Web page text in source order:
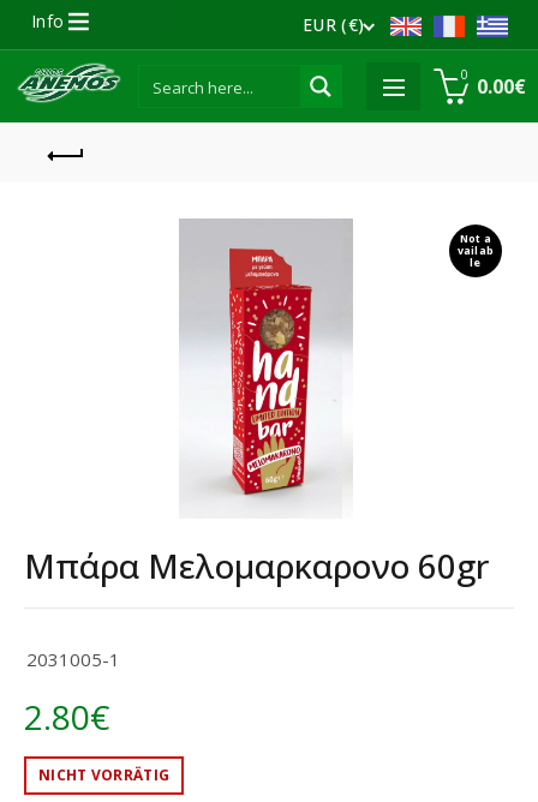
EUR (€)
Info
0 0.00€
Not a
vailab
le
Μπάρα Μελομαρκαρονο 60gr
2031005-1
2.80€
NICHT VORRÄTIG